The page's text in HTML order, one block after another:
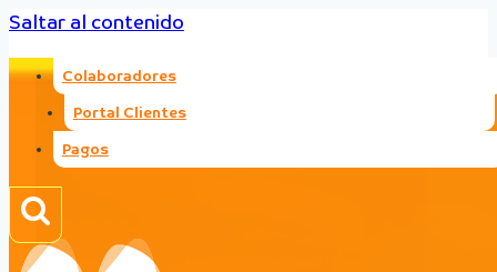
Saltar al contenido
Colaboradores
Portal Clientes
Pagos